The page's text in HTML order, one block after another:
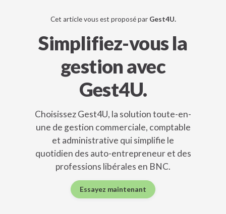
Cet article vous est proposé par Gest4U.
Simplifiez-vous la
gestion avec
Gest4U.
Choisissez Gest4U, la solution toute-en-
une de gestion commerciale, comptable
et administrative qui simplifie le
quotidien des auto-entrepreneur et des
professions libérales en BNC.
Essayez maintenant